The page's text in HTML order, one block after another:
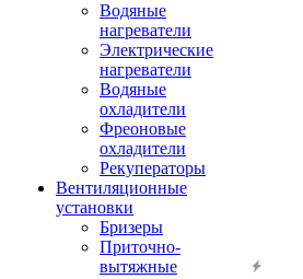
Водяные
нагреватели
Электрические
нагреватели
Водяные
охладители
Фреоновые
охладители
Рекуператоры
Вентиляционные
установки
Бризеры
Приточно-
вытяжные